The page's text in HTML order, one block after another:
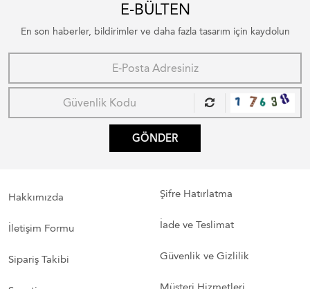
E-BÜLTEN
En son haberler, bildirimler ve daha fazla tasarım için kaydolun
GÖNDER
Hakkımızda
İletişim Formu
Sipariş Takibi
Şifre Hatırlatma
İade ve Teslimat
Güvenlik ve Gizlilik